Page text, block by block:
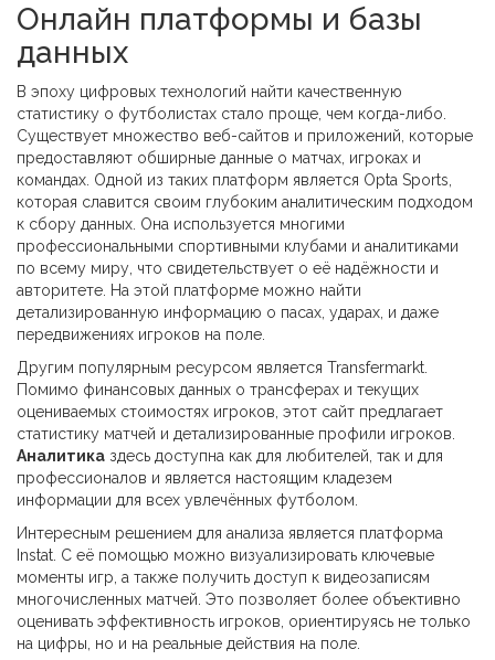
Онлайн платформы и базы
данных
В эпоху цифровых технологий найти качественную
статистику о футболистах стало проще, чем когда-либо.
Существует множество веб-сайтов и приложений, которые
предоставляют обширные данные о матчах, игроках и
командах. Одной из таких платформ является Opta Sports,
которая славится своим глубоким аналитическим подходом
к сбору данных. Она используется многими
профессиональными спортивными клубами и аналитиками
по всему миру, что свидетельствует о её надёжности и
авторитете. На этой платформе можно найти
детализированную информацию о пасах, ударах, и даже
передвижениях игроков на поле.
Другим популярным ресурсом является Transfermarkt.
Помимо финансовых данных о трансферах и текущих
оцениваемых стоимостях игроков, этот сайт предлагает
статистику матчей и детализированные профили игроков.
Аналитика здесь доступна как для любителей, так и для
профессионалов и является настоящим кладезем
информации для всех увлечённых футболом.
Интересным решением для анализа является платформа
Instat. С её помощью можно визуализировать ключевые
моменты игр, а также получить доступ к видеозаписям
многочисленных матчей. Это позволяет более объективно
оценивать эффективность игроков, ориентируясь не только
на цифры, но и на реальные действия на поле.